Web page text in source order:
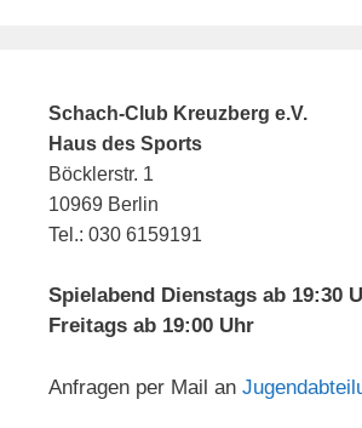
Schach-Club Kreuzberg e.V.
Haus des Sports
Böcklerstr. 1
10969 Berlin
Tel.: 030 6159191
Spielabend Dienstags ab 19:30
Freitags ab 19:00 Uhr
Anfragen per Mail an